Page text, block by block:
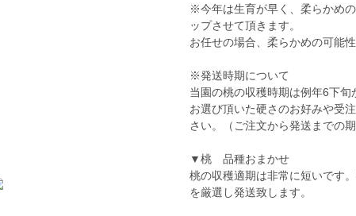
※今年は生育が早く、柔らかめ
ップさせて頂きます。
お任せの場合、柔らかめの可能
※発送時期について
当園の桃の収穫時期は例年6下旬
お選び頂いた硬さのお好みや受
さい。（ご注文から発送までの
▼桃 品種おまかせ
桃の収穫適期は非常に短いです
を厳選し発送致します。